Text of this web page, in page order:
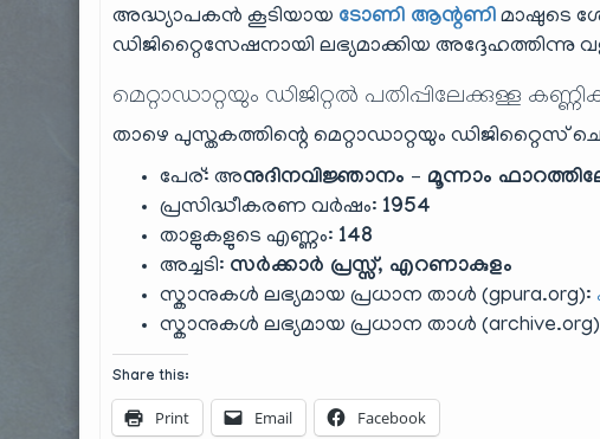
അദ്ധ്യാപകൻ കൂടിയായ ടോണി ആന്റണി മാഷുടെ
ഡിജിറ്റൈസേഷനായി ലഭ്യമാക്കിയ അദ്ദേഹത്തിന്നു
മെറ്റാഡാറ്റയും ഡിജിറ്റൽ പതിപ്പിലേക്കുള്ള
താഴെ പുസ്തകത്തിന്റെ മെറ്റാഡാറ്റയും ഡിജിറ്റൈസ്
പേര്: അനുദിനവിജ്ഞാനം – മൂന്നാം
പ്രസിദ്ധീകരണ വർഷം: 1954
താളുകളുടെ എണ്ണം: 148
അച്ചടി: സർക്കാർ പ്രസ്സ്, എറണാകുളം
സ്കാനുകൾ ലഭ്യമായ പ്രധാന താൾ (gpura.org):
സ്കാനുകൾ ലഭ്യമായ പ്രധാന താൾ
Share this:
Print Email Facebook